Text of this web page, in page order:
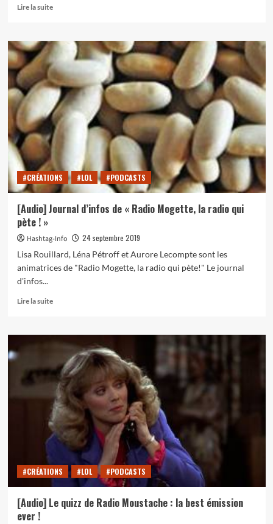
Lire la suiteEn
sur
[Audio]
La
playlist
d’Élise
et
Sarah
#CRÉATIONS #LOL #PODCASTS
[Audio] Journal d’infos de « Radio Mogette, la radio qui
pète ! »
Hashtag-Info
24 septembre 2019
Lisa Rouillard, Léna Pétroff et Aurore Lecompte sont les
animatrices de "Radio Mogette, la radio qui pète!" Le journal
d'infos...
Lire la suiteEn
sur
[Audio]
Journal
d’infos
de
« Radio
Mogette,
la
radio
qui
pète
#CRÉATIONS #LOL #PODCASTS
[Audio] Le quizz de Radio Moustache : la best émission
ever !